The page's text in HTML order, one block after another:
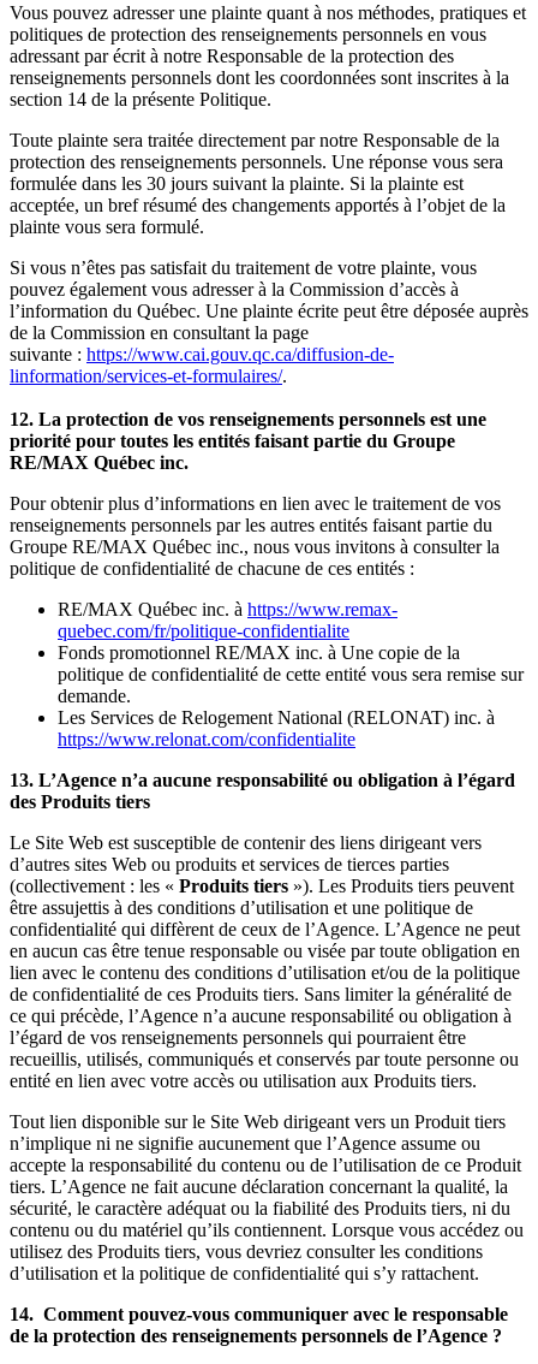
Vous pouvez adresser une plainte quant à nos méthodes, pratiques et
politiques de protection des renseignements personnels en vous
adressant par écrit à notre Responsable de la protection des
renseignements personnels dont les coordonnées sont inscrites à la
section 14 de la présente Politique.
Toute plainte sera traitée directement par notre Responsable de la
protection des renseignements personnels. Une réponse vous sera
formulée dans les 30 jours suivant la plainte. Si la plainte est
acceptée, un bref résumé des changements apportés à l’objet de la
plainte vous sera formulé.
Si vous n’êtes pas satisfait du traitement de votre plainte, vous
pouvez également vous adresser à la Commission d’accès à
l’information du Québec. Une plainte écrite peut être déposée auprès
de la Commission en consultant la page
suivante : https://www.cai.gouv.qc.ca/diffusion-de-
linformation/services-et-formulaires/.
12. La protection de vos renseignements personnels est une
priorité pour toutes les entités faisant partie du Groupe
RE/MAX Québec inc.
Pour obtenir plus d’informations en lien avec le traitement de vos
renseignements personnels par les autres entités faisant partie du
Groupe RE/MAX Québec inc., nous vous invitons à consulter la
politique de confidentialité de chacune de ces entités :
RE/MAX Québec inc. à https://www.remax-
quebec.com/fr/politique-confidentialite
Fonds promotionnel RE/MAX inc. à Une copie de la
politique de confidentialité de cette entité vous sera remise sur
demande.
Les Services de Relogement National (RELONAT) inc. à
https://www.relonat.com/confidentialite
13. L’Agence n’a aucune responsabilité ou obligation à l’égard
des Produits tiers
Le Site Web est susceptible de contenir des liens dirigeant vers
d’autres sites Web ou produits et services de tierces parties
(collectivement : les « Produits tiers »). Les Produits tiers peuvent
être assujettis à des conditions d’utilisation et une politique de
confidentialité qui diffèrent de ceux de l’Agence. L’Agence ne peut
en aucun cas être tenue responsable ou visée par toute obligation en
lien avec le contenu des conditions d’utilisation et/ou de la politique
de confidentialité de ces Produits tiers. Sans limiter la généralité de
ce qui précède, l’Agence n’a aucune responsabilité ou obligation à
l’égard de vos renseignements personnels qui pourraient être
recueillis, utilisés, communiqués et conservés par toute personne ou
entité en lien avec votre accès ou utilisation aux Produits tiers.
Tout lien disponible sur le Site Web dirigeant vers un Produit tiers
n’implique ni ne signifie aucunement que l’Agence assume ou
accepte la responsabilité du contenu ou de l’utilisation de ce Produit
tiers. L’Agence ne fait aucune déclaration concernant la qualité, la
sécurité, le caractère adéquat ou la fiabilité des Produits tiers, ni du
contenu ou du matériel qu’ils contiennent. Lorsque vous accédez ou
utilisez des Produits tiers, vous devriez consulter les conditions
d’utilisation et la politique de confidentialité qui s’y rattachent.
14. Comment pouvez-vous communiquer avec le responsable
de la protection des renseignements personnels de l’Agence ?